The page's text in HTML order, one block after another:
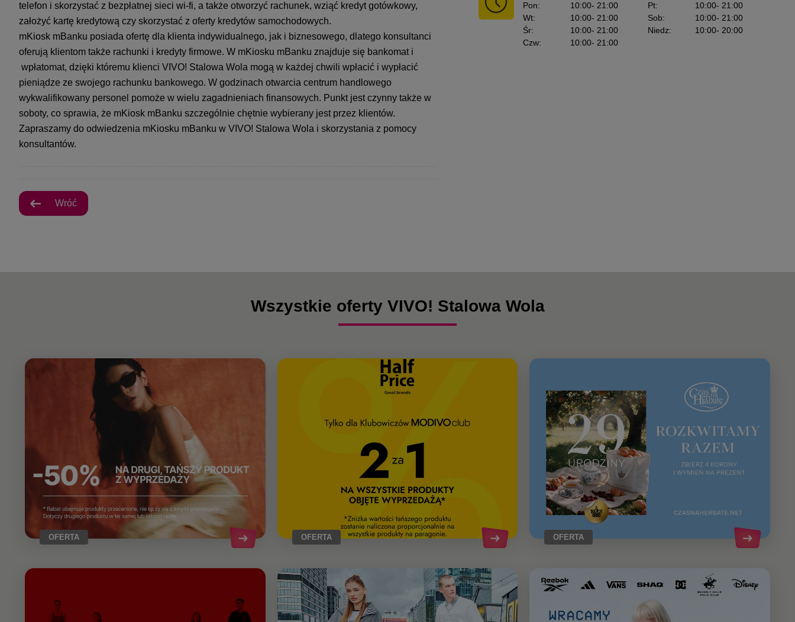
telefon i skorzystać z bezpłatnej sieci wi-fi, a także otworzyć rachunek, wziąć kredyt gotówkowy,
założyć kartę kredytową czy skorzystać z oferty kredytów samochodowych.
mKiosk mBanku posiada ofertę dla klienta indywidualnego, jak i biznesowego, dlatego konsultanci
oferują klientom także rachunki i kredyty firmowe. W mKiosku mBanku znajduje się bankomat i
wpłatomat, dzięki któremu klienci VIVO! Stalowa Wola mogą w każdej chwili wpłacić i wypłacić
pieniądze ze swojego rachunku bankowego. W godzinach otwarcia centrum handlowego
wykwalifikowany personel pomoże w wielu zagadnieniach finansowych. Punkt jest czynny także w
soboty, co sprawia, że mKiosk mBanku szczególnie chętnie wybierany jest przez klientów.
Zapraszamy do odwiedzenia mKiosku mBanku w VIVO! Stalowa Wola i skorzystania z pomocy
konsultantów.
Wróć
Pon: 10:00- 21:00
Wt: 10:00- 21:00
Śr: 10:00- 21:00
Czw: 10:00- 21:00
Pt: 10:00- 21:00
Sob: 10:00- 21:00
Niedz: 10:00- 20:00
Wszystkie oferty VIVO! Stalowa Wola
OFERTA OFERTA OFERTA